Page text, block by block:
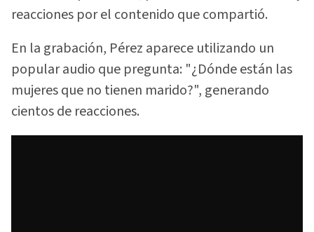
reacciones por el contenido que compartió.
En la grabación, Pérez aparece utilizando un
popular audio que pregunta: "¿Dónde están las
mujeres que no tienen marido?", generando
cientos de reacciones.